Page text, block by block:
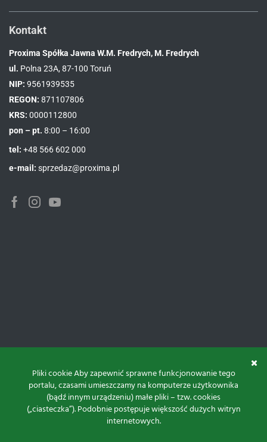
Kontakt
Proxima Spółka Jawna W.M. Fredrych, M. Fredrych
ul. Polna 23A, 87-100 Toruń
NIP: 9561939535
REGON: 871107806
KRS: 0000112800
pon – pt. 8:00 – 16:00
tel: +48 566 602 000
e-mail: sprzedaz@proxima.pl
FacebookInstagramYoutube
Pliki cookie Aby zapewnić sprawne funkcjonowanie tego
portalu, czasami umieszczamy na komputerze użytkownika
(bądź innym urządzeniu) małe pliki – tzw. cookies
(„ciasteczka”). Podobnie postępuje większość dużych witryn
internetowych.